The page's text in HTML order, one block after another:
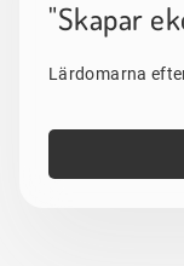
"Skapar
Lärdomarna